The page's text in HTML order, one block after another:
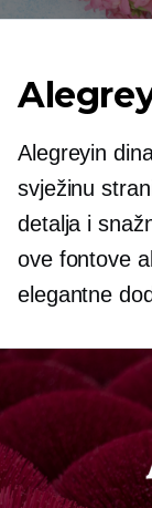
Alegreyin
svježinu
detalja i
ove fontove
elegantne